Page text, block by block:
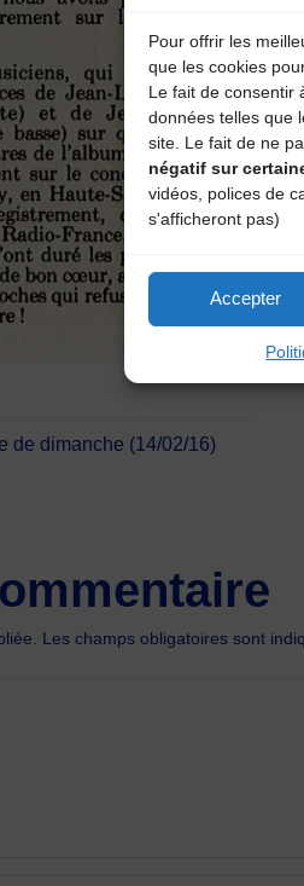
Pour offrir les
que les cookies
Le fait de consentir
données telles que
site. Le fait de ne
négatif sur
vidéos, polices de
s'afficheront pas)
Accepter
de dimanche (14/02/16)
Les champs obligatoires sont